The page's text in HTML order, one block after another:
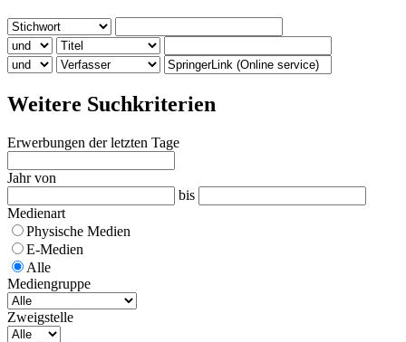
Weitere Suchkriterien
Erwerbungen der letzten Tage
Jahr von
bis
Medienart
Physische Medien
E-Medien
Alle
Mediengruppe
Zweigstelle